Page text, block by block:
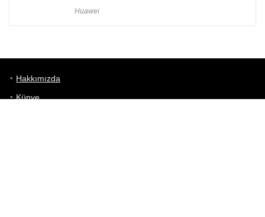
Huawei
Hakkımızda
Künye